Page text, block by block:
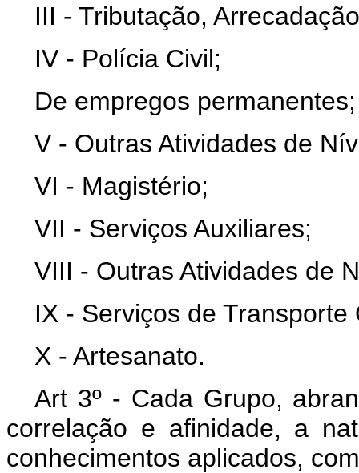
III - Tributação,
IV - Polícia Civil;
De empregos permanentes;
V - Outras Atividades de
VI - Magistério;
VII - Serviços Auxiliares;
VIII - Outras Atividades de
IX - Serviços de
X - Artesanato.
Art 3º - Cada Grupo,
correlação e afinidade, a
conhecimentos aplicados,